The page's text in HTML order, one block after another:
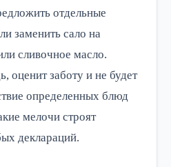
отдельные
заменить сало на
сливочное масло.
оценит заботу и не будет
определенных блюд
мелочи строят
деклараций.